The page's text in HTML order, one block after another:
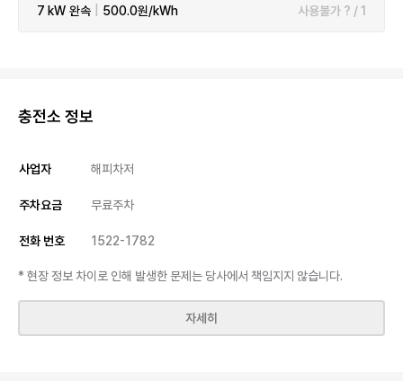
7 kW 완속 500.0원/kWh 사용불가 ? / 1
충전소 정보
사업자 해피차저
주차요금 무료주차
전화 번호 1522-1782
* 현장 정보 차이로 인해 발생한 문제는 당사에서 책임지지 않습니다.
자세히